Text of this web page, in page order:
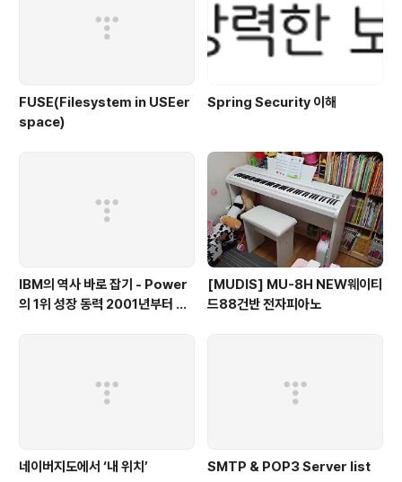
FUSE(Filesystem in USEer
space)
Spring Security 이해
IBM의 역사 바로 잡기 - Power
의 1위 성장 동력 2001년부터 가
[MUDIS] MU-8H NEW웨이티
드88건반 전자피아노
네이버지도에서 ‘내 위치’ SMTP & POP3 Server list